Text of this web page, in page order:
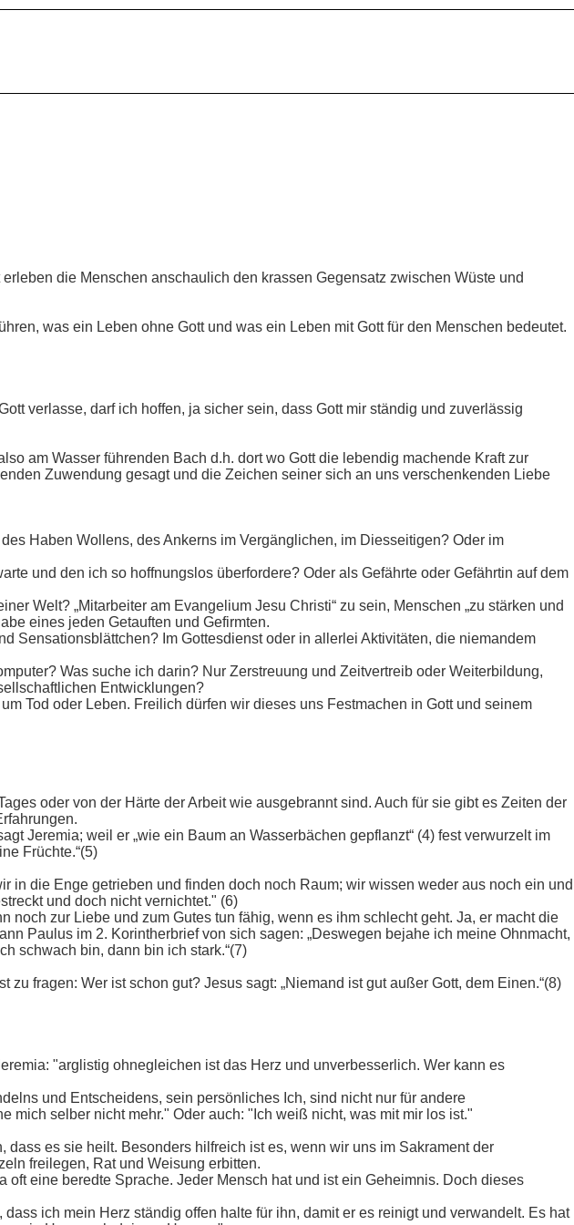
die Menschen anschaulich den krassen Gegensatz zwischen Wüste und
was ein Leben ohne Gott und was ein Leben mit Gott für den Menschen bedeutet.
verlasse, darf ich hoffen, ja sicher sein, dass Gott mir ständig und zuverlässig
am Wasser führenden Bach d.h. dort wo Gott die lebendig machende Kraft zur
Zuwendung gesagt und die Zeichen seiner sich an uns verschenkenden Liebe
Haben Wollens, des Ankerns im Vergänglichen, im Diesseitigen? Oder im
und den ich so hoffnungslos überfordere? Oder als Gefährte oder Gefährtin auf dem
Welt? „Mitarbeiter am Evangelium Jesu Christi“ zu sein, Menschen „zu stärken und
eines jeden Getauften und Gefirmten.
Sensationsblättchen? Im Gottesdienst oder in allerlei Aktivitäten, die niemandem
Was suche ich darin? Nur Zerstreuung und Zeitvertreib oder Weiterbildung,
Entwicklungen?
Tod oder Leben. Freilich dürfen wir dieses uns Festmachen in Gott und seinem
oder von der Härte der Arbeit wie ausgebrannt sind. Auch für sie gibt es Zeiten der
Jeremia; weil er „wie ein Baum an Wasserbächen gepflanzt“ (4) fest verwurzelt im
Früchte.“(5)
die Enge getrieben und finden doch noch Raum; wir wissen weder aus noch ein und
und doch nicht vernichtet." (6)
zur Liebe und zum Gutes tun fähig, wenn es ihm schlecht geht. Ja, er macht die
Paulus im 2. Korintherbrief von sich sagen: „Deswegen bejahe ich meine Ohnmacht,
schwach bin, dann bin ich stark.“(7)
fragen: Wer ist schon gut? Jesus sagt: „Niemand ist gut außer Gott, dem Einen.“(8)
"arglistig ohnegleichen ist das Herz und unverbesserlich. Wer kann es
und Entscheidens, sein persönliches Ich, sind nicht nur für andere
mich selber nicht mehr." Oder auch: "Ich weiß nicht, was mit mir los ist."
es sie heilt. Besonders hilfreich ist es, wenn wir uns im Sakrament der
freilegen, Rat und Weisung erbitten.
eine beredte Sprache. Jeder Mensch hat und ist ein Geheimnis. Doch dieses
ich mein Herz ständig offen halte für ihn, damit er es reinigt und verwandelt. Es hat